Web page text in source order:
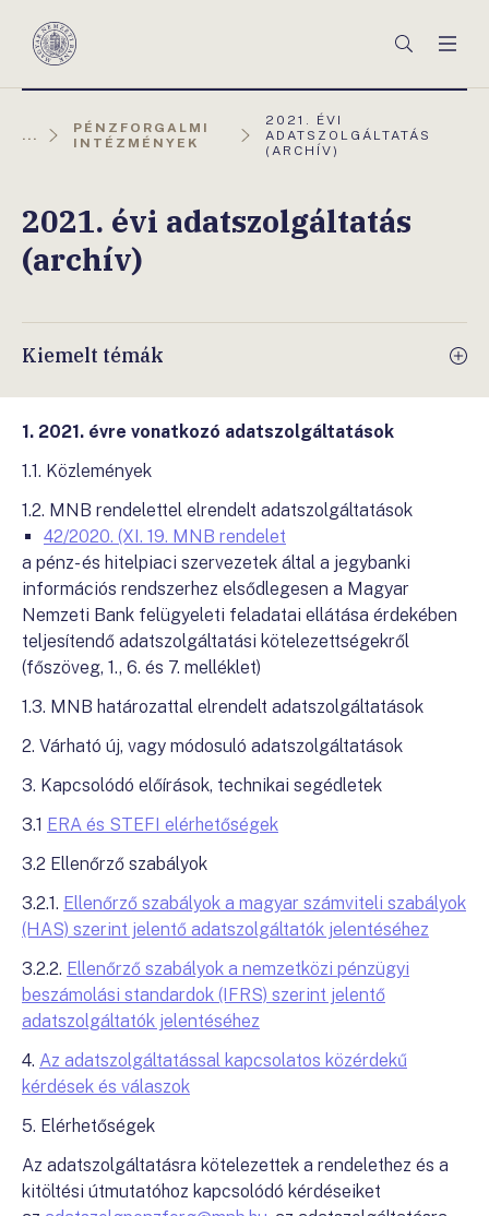
Magyar
Keresés
...
PÉNZFORGALMI
INTÉZMÉNYEK
AKTUÁLIS
OLDAL:
2021. ÉVI
ADATSZOLGÁLTATÁS
(ARCHÍV)
2021. évi adatszolgáltatás
(archív)
Kiemelt témák
1. 2021. évre vonatkozó adatszolgáltatások
1.1. Közlemények
1.2. MNB rendelettel elrendelt adatszolgáltatások
42/2020. (XI. 19. MNB rendelet
a pénz- és hitelpiaci szervezetek által a jegybanki
információs rendszerhez elsődlegesen a Magyar
Nemzeti Bank felügyeleti feladatai ellátása érdekében
teljesítendő adatszolgáltatási kötelezettségekről
(főszöveg, 1., 6. és 7. melléklet)
1.3. MNB határozattal elrendelt adatszolgáltatások
2. Várható új, vagy módosuló adatszolgáltatások
3. Kapcsolódó előírások, technikai segédletek
3.1 ERA és STEFI elérhetőségek
3.2 Ellenőrző szabályok
3.2.1. Ellenőrző szabályok a magyar számviteli szabályok
(HAS) szerint jelentő adatszolgáltatók jelentéséhez
3.2.2. Ellenőrző szabályok a nemzetközi pénzügyi
beszámolási standardok (IFRS) szerint jelentő
adatszolgáltatók jelentéséhez
4. Az adatszolgáltatással kapcsolatos közérdekű
kérdések és válaszok
5. Elérhetőségek
Az adatszolgáltatásra kötelezettek a rendelethez és a
kitöltési útmutatóhoz kapcsolódó kérdéseiket